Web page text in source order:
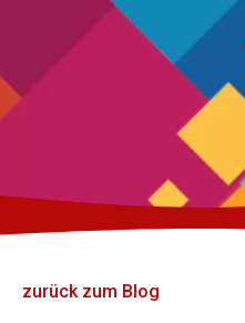
zurück zum Blog